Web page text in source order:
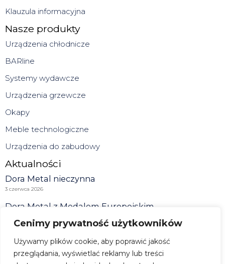
Cenimy prywatność użytkowników
Używamy plików cookie, aby poprawić jakość
przeglądania, wyświetlać reklamy lub treści
Klauzula informacyjna
Nasze produkty
Urządzenia chłodnicze
BARline
Systemy wydawcze
Urządzenia grzewcze
Okapy
Meble technologiczne
Urządzenia do zabudowy
Aktualności
Dora Metal nieczynna
3 czerwca 2026
Dora Metal z Medalem Europejskim
21 maja 2026
Zobacz wszystkie